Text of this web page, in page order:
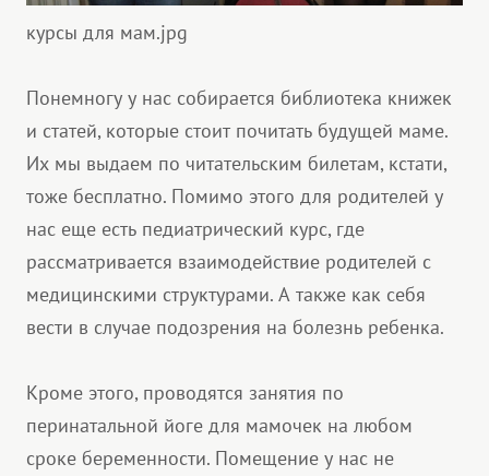
курсы для мам.jpg
Понемногу у нас собирается библиотека книжек
и статей, которые стоит почитать будущей маме.
Их мы выдаем по читательским билетам, кстати,
тоже бесплатно. Помимо этого для родителей у
нас еще есть педиатрический курс, где
рассматривается взаимодействие родителей с
медицинскими структурами. А также как себя
вести в случае подозрения на болезнь ребенка.
Кроме этого, проводятся занятия по
перинатальной йоге для мамочек на любом
сроке беременности. Помещение у нас не